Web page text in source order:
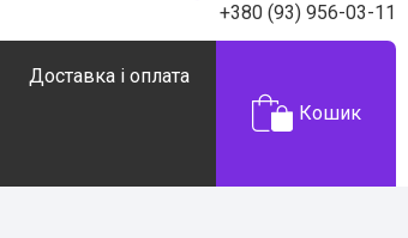
+380 (93) 956-03-11
Доставка і оплата
Кошик